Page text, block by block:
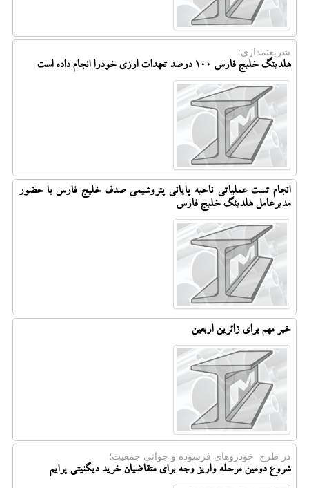
شریعتمداری:
هلدینگ خلیج فارس ۱۰۰ درصد تعهدات ارزی خودرا انجام داده است
انجام تست عملیاتی ناحیه پایانی پتروشیمی صدف خلیج فارس با حضور
مدیرعامل هلدینگ خلیج فارس
خبر مهم برای زائرین اربعین
در طرح خودروهای فرسوده و جوانی جمعیت؛
شروع دومین مرحله واریز وجه برای متقاضیان خرید دیگنیتی پرایم